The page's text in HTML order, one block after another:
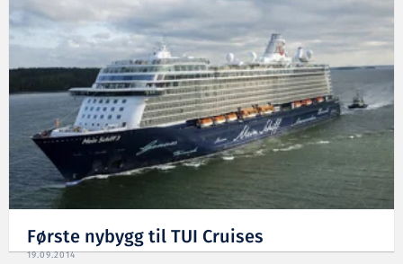
Første nybygg til TUI Cruises
19.09.2014